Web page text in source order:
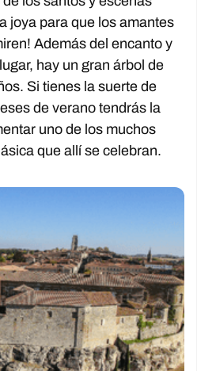
joya para que los amantes
Además del encanto y
hay un gran árbol de
Si tienes la suerte de
de verano tendrás la
uno de los muchos
que allí se celebran.